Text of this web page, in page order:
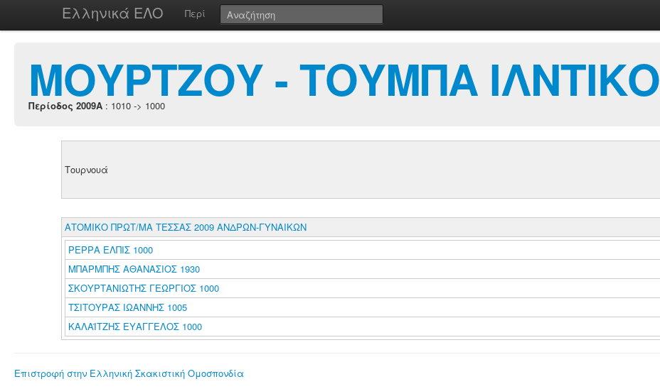
Ελληνικά ΕΛΟ Περί
ΜΟΥΡΤΖΟΥ - ΤΟΥΜΠΑ ΙΛΝΤΙΚΟ
Περίοδος 2009A : 1010 -> 1000
Τουρνουά
ΑΤΟΜΙΚΟ ΠΡΩΤ/ΜΑ ΤΕΣΣΑΣ 2009 ΑΝΔΡΩΝ-ΓΥΝΑΙΚΩΝ
ΡΕΡΡΑ ΕΛΠΙΣ 1000
ΜΠΑΡΜΠΗΣ ΑΘΑΝΑΣΙΟΣ 1930
ΣΚΟΥΡΤΑΝΙΩΤΗΣ ΓΕΩΡΓΙΟΣ 1000
ΤΣΙΤΟΥΡΑΣ ΙΩΑΝΝΗΣ 1005
ΚΑΛΑΪΤΖΗΣ ΕΥΑΓΓΕΛΟΣ 1000
Επιστροφή στην Ελληνική Σκακιστική Ομοσπονδία